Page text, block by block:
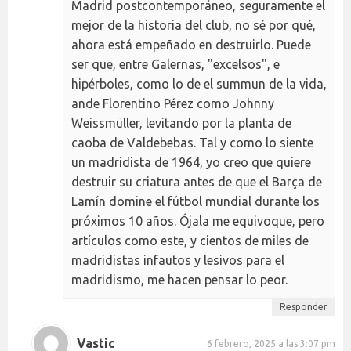
Madrid postcontemporáneo, seguramente el
mejor de la historia del club, no sé por qué,
ahora está empeñado en destruirlo. Puede
ser que, entre Galernas, "excelsos", e
hipérboles, como lo de el summun de la vida,
ande Florentino Pérez como Johnny
Weissmüller, levitando por la planta de
caoba de Valdebebas. Tal y como lo siente
un madridista de 1964, yo creo que quiere
destruir su criatura antes de que el Barça de
Lamín domine el fútbol mundial durante los
próximos 10 años. Ójala me equivoque, pero
artículos como este, y cientos de miles de
madridistas infautos y lesivos para el
madridismo, me hacen pensar lo peor.
Responder
Vastic 6 febrero, 2025 a las 3:07 pm